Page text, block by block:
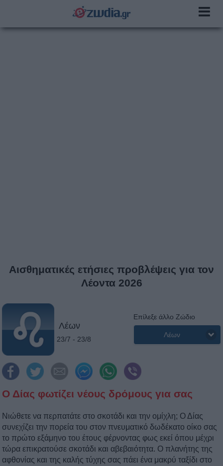
Αισθηματικές ετήσιες προβλέψεις για τον
Λέοντα 2026
Λέων
23/7 - 23/8
Επίλεξε άλλο Ζώδιο
Λέων
Ο Δίας φωτίζει νέους δρόμους για σας
Νιώθετε να περπατάτε στο σκοτάδι και την ομίχλη; Ο Δίας
συνεχίζει την πορεία του στον πνευματικό δωδέκατο οίκο σας
το πρώτο εξάμηνο του έτους φέρνοντας φως εκεί όπου μέχρι
τώρα επικρατούσε σκοτάδι και αβεβαιότητα. Ο πλανήτης της
αφθονίας και της καλής τύχης σας πάει ένα μακρύ ταξίδι στο